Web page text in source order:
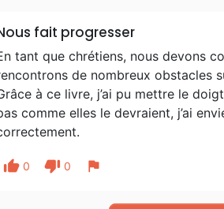
fait progresser
tant que chrétiens, nous devons
de nombreux obstacles
à ce livre, j’ai pu mettre le
comme elles le devraient, j’ai
thumb_up 0 thumb_down 0 flag